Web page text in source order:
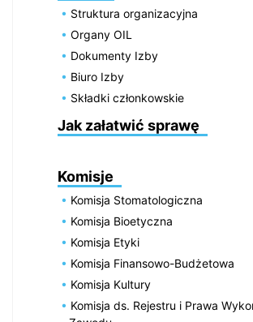
Struktura organizacyjna
Organy OIL
Dokumenty Izby
Biuro Izby
Składki członkowskie
Jak załatwić sprawę
Komisje
Komisja Stomatologiczna
Komisja Bioetyczna
Komisja Etyki
Komisja Finansowo-Budżetowa
Komisja Kultury
Komisja ds. Rejestru i Prawa